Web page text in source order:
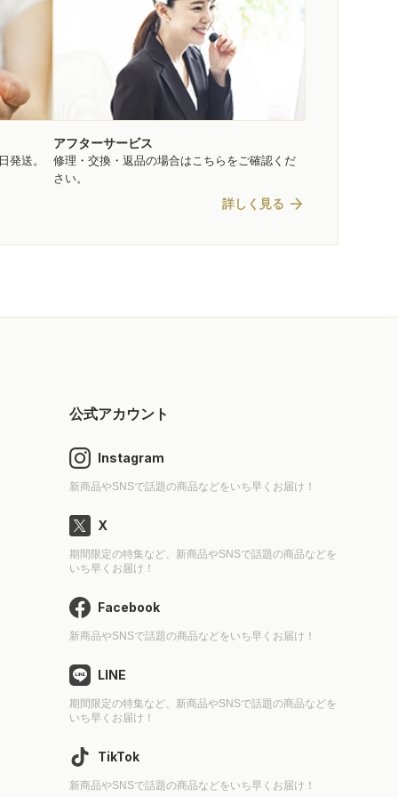
発送。
アフターサービス
修理・交換・返品の場合はこちらをご確認くだ
さい。
詳しく見る arrow_forward
公式アカウント
Instagram
新商品やSNSで話題の商品などをいち早くお届け！
X
期間限定の特集など、新商品やSNSで話題の商品などを
いち早くお届け！
Facebook
新商品やSNSで話題の商品などをいち早くお届け！
LINE
期間限定の特集など、新商品やSNSで話題の商品などを
いち早くお届け！
TikTok
新商品やSNSで話題の商品などをいち早くお届け！